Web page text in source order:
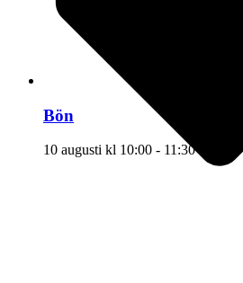
Bön
10 augusti kl 10:00 - 11:30